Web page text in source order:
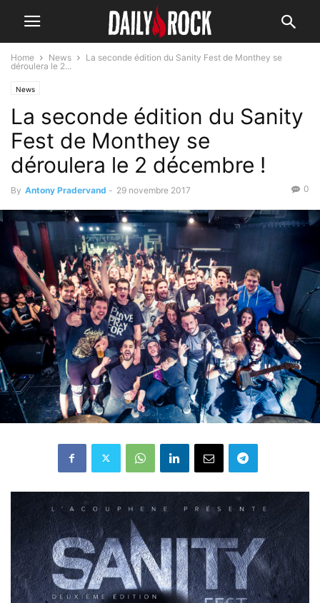
Home News
La seconde édition du Sanity Fest de Monthey se
déroulera le 2...
News
La seconde édition du Sanity
Fest de Monthey se
déroulera le 2 décembre !
By Antony Pradervand - 29 novembre 2017 0